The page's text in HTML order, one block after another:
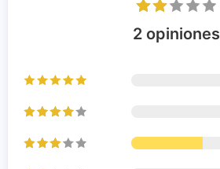
2 opiniones